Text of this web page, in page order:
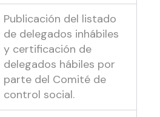
Publicación del listado
de delegados inhábiles
y certificación de
delegados hábiles por
parte del Comité de
control social.